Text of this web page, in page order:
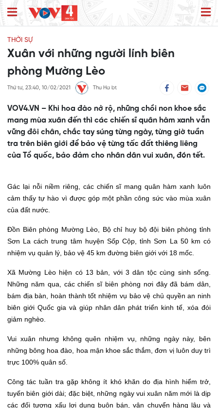
THỜI SỰ
Xuân với những người lính biên
phòng Mường Lèo
Thứ tư, 23:40, 10/02/2021 Thu Ha bt
VOV4.VN – Khi hoa đào nở rộ, những chồi non khoe sắc
mang mùa xuân đến thì các chiến sĩ quân hàm xanh vẫn
vững đôi chân, chắc tay súng từng ngày, từng giờ tuần
tra trên biên giới để bảo vệ từng tấc đất thiêng liêng
của Tổ quốc, bảo đảm cho nhân dân vui xuân, đón tết.
Gác lại nỗi niềm riêng, các chiến sĩ mang quân hàm xanh luôn
cảm thấy tự hào vì được góp một phần công sức vào mùa xuân
của đất nước.
Đồn Biên phòng Mường Lèo, Bộ chỉ huy bộ đội biên phòng tỉnh
Sơn La cách trung tâm huyện Sốp Cộp, tỉnh Sơn La 50 km có
nhiệm vụ quản lý, bảo vệ 45 km đường biên giới với 18 mốc.
Xã Mường Lèo hiện có 13 bản, với 3 dân tộc cùng sinh sống.
Những năm qua, các chiến sĩ biên phòng nơi đây đã bám dân,
bám địa bàn, hoàn thành tốt nhiệm vụ bảo vệ chủ quyền an ninh
biên giới Quốc gia và giúp nhân dân phát triển kinh tế, xóa đói
giảm nghèo.
Vui xuân nhưng không quên nhiệm vụ, những ngày này, bên
những bông hoa đào, hoa mận khoe sắc thắm, đơn vị luôn duy trì
trực 100% quân số.
Công tác tuần tra gặp không ít khó khăn do địa hình hiểm trở,
tuyến biên giới dài; đặc biệt, những ngày vui xuân năm mới là dịp
các đối tượng xấu lợi dụng buôn bán, vận chuyển hàng lậu và